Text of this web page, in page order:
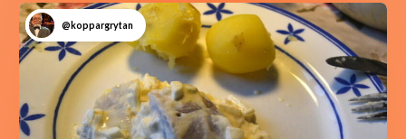
@koppargrytan